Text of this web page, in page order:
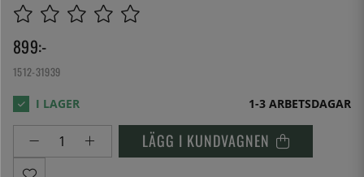
899:-
1512-31939
1-3 ARBETSDAGAR
LÄGG I KUNDVAGNEN